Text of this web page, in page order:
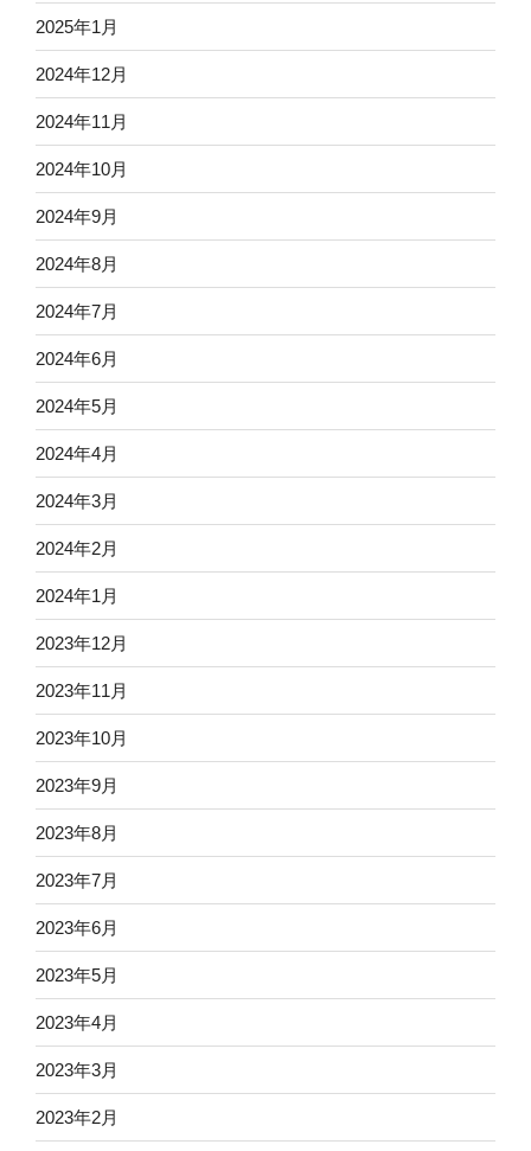
2025年1月
2024年12月
2024年11月
2024年10月
2024年9月
2024年8月
2024年7月
2024年6月
2024年5月
2024年4月
2024年3月
2024年2月
2024年1月
2023年12月
2023年11月
2023年10月
2023年9月
2023年8月
2023年7月
2023年6月
2023年5月
2023年4月
2023年3月
2023年2月